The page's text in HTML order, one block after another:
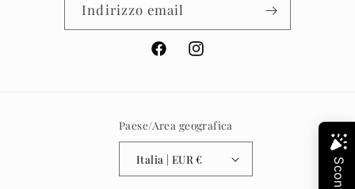
Indirizzo email
FacebookInstagram
Paese/Area geografica
Italia | EUR €